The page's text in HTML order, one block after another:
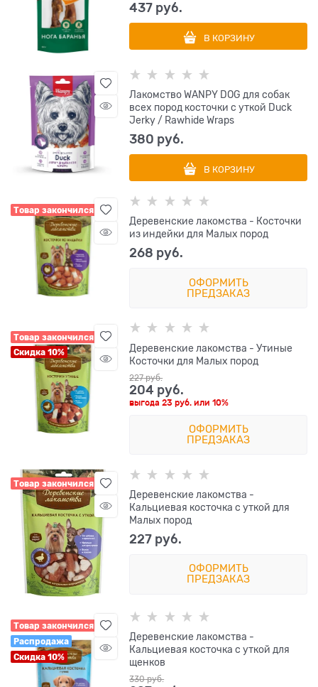
437 руб.
В КОРЗИНУ
Лакомство WANPY DOG для собак
всех пород косточки с уткой Duck
Jerky / Rawhide Wraps
380 руб.
В КОРЗИНУ
Товар закончился
Деревенские лакомства - Косточки
из индейки для Малых пород
268 руб.
ОФОРМИТЬ
ПРЕДЗАКАЗ
Товар закончился
Скидка 10%
Деревенские лакомства - Утиные
Косточки для Малых пород
227 руб.
204 руб.
выгода23 руб. или10%
ОФОРМИТЬ
ПРЕДЗАКАЗ
Товар закончился
Деревенские лакомства -
Кальциевая косточка с уткой для
Малых пород
227 руб.
ОФОРМИТЬ
ПРЕДЗАКАЗ
Товар закончился
Распродажа
Скидка 10%
Деревенские лакомства -
Кальциевая косточка с уткой для
щенков
330 руб.